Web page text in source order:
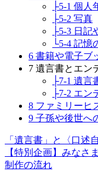
├5-1 個人
├5-2 写真
├5-3 日記
└5-4 記憶
6 書籍や電子ブ
7 遺言書とエン
├7-1 遺言
├7-2 エン
8 ファミリーヒ
9 子孫や後世へ
「遺言書」と〈口述
【特別企画】みなさ
制作の流れ